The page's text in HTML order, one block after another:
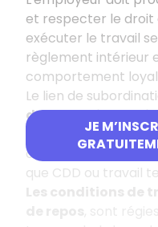
JE
et respecter le droit
exécuter le travail
règlement intérieur
comportement
Le lien de
des pouvoirs de
disciplinaires . Les
commun, tandis que
que CDD ou travail